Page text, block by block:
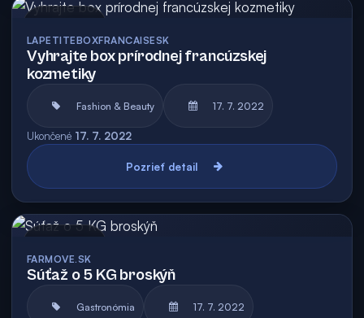
LAPETITEBOXFRANCAISESK
Vyhrajte box prírodnej francúzskej
kozmetiky
Fashion & Beauty 17. 7. 2022
Ukončené 17. 7. 2022
Pozrieť detail
FARMOVE.SK
Súťaž o 5 KG broskýň
Gastronómia 17. 7. 2022